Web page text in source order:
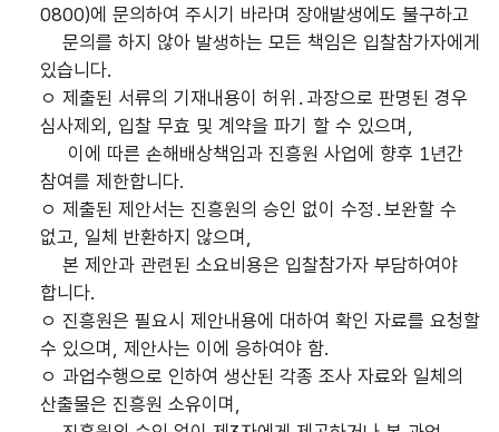
0800)에 문의하여 주시기 바라며 장애발생에도 불구하고
문의를 하지 않아 발생하는 모든 책임은 입찰참가자에게
있습니다.
ㅇ 제출된 서류의 기재내용이 허위․과장으로 판명된 경우
심사제외, 입찰 무효 및 계약을 파기 할 수 있으며,
이에 따른 손해배상책임과 진흥원 사업에 향후 1년간
참여를 제한합니다.
ㅇ 제출된 제안서는 진흥원의 승인 없이 수정․보완할 수
없고, 일체 반환하지 않으며,
본 제안과 관련된 소요비용은 입찰참가자 부담하여야
합니다.
ㅇ 진흥원은 필요시 제안내용에 대하여 확인 자료를 요청할
수 있으며, 제안사는 이에 응하여야 함.
ㅇ 과업수행으로 인하여 생산된 각종 조사 자료와 일체의
산출물은 진흥원 소유이며,